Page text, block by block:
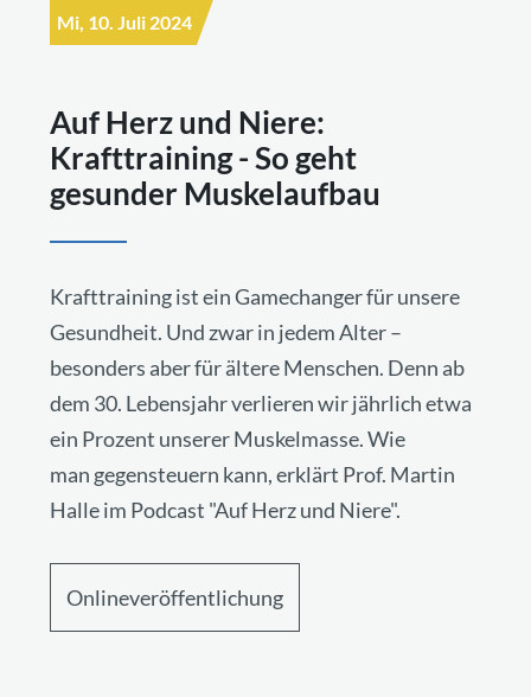
Mi, 10. Juli 2024
Auf Herz und Niere:
Krafttraining - So geht
gesunder Muskelaufbau
Krafttraining ist ein Gamechanger für unsere
Gesundheit. Und zwar in jedem Alter –
besonders aber für ältere Menschen. Denn ab
dem 30. Lebensjahr verlieren wir jährlich etwa
ein Prozent unserer Muskelmasse. Wie
man gegensteuern kann, erklärt Prof. Martin
Halle im Podcast "Auf Herz und Niere".
Onlineveröffentlichung